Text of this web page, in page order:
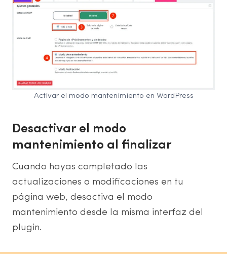
Activar el modo mantenimiento en WordPress
Desactivar el modo
mantenimiento al finalizar
Cuando hayas completado las
actualizaciones o modificaciones en tu
página web, desactiva el modo
mantenimiento desde la misma interfaz del
plugin.